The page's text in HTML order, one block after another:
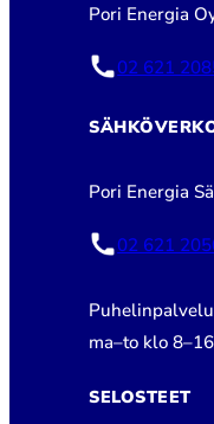
Pori Energia
02 621
Pori Energia
02 621
ma–to klo
SELOSTEET